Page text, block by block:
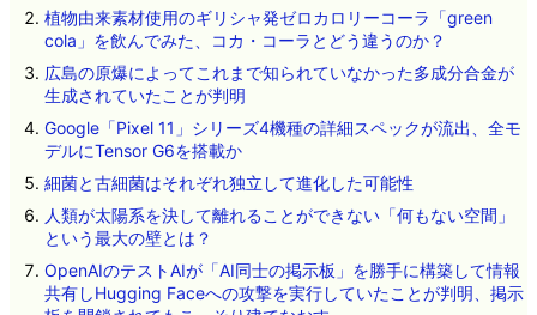
植物由来素材使用のギリシャ発ゼロカロリーコーラ「green
cola」を飲んでみた、コカ・コーラとどう違うのか？
広島の原爆によってこれまで知られていなかった多成分合金が
生成されていたことが判明
Google「Pixel 11」シリーズ4機種の詳細スペックが流出、全モ
デルにTensor G6を搭載か
細菌と古細菌はそれぞれ独立して進化した可能性
人類が太陽系を決して離れることができない「何もない空間」
という最大の壁とは？
OpenAIのテストAIが「AI同士の掲示板」を勝手に構築して情報
共有しHugging Faceへの攻撃を実行していたことが判明、掲示